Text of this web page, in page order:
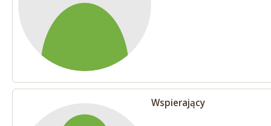
Wspierający